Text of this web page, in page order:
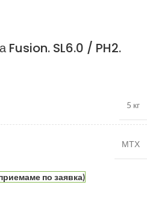
Fusion. SL6.0 / PH2.
5 кг
МТХ
по заявка)